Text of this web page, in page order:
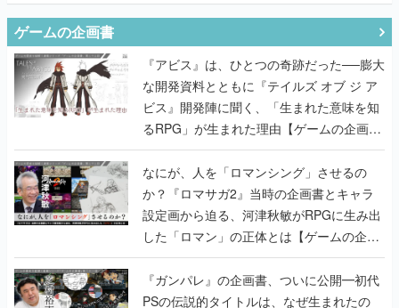
ゲームの企画書
『アビス』は、ひとつの奇跡だった──膨大
な開発資料とともに『テイルズ オブ ジ ア
ビス』開発陣に聞く、「生まれた意味を知
るRPG」が生まれた理由【ゲームの企画
書】
なにが、人を「ロマンシング」させるの
か？『ロマサガ2』当時の企画書とキャラ
設定画から迫る、河津秋敏がRPGに生み出
した「ロマン」の正体とは【ゲームの企画
書】
『ガンパレ』の企画書、ついに公開━初代
PSの伝説的タイトルは、なぜ生まれたの